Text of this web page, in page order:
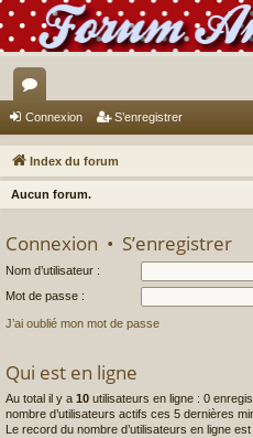
or
u
m
Connexion S’enregistrer
Index du forum
Aucun forum.
Connexion • S’enregistrer
Nom d’utilisateur :
Mot de passe :
J’ai oublié mon mot de passe
Qui est en ligne
Au total il y a 10 utilisateurs en ligne : 0
nombre d’utilisateurs actifs ces 5 dernières
Le record du nombre d’utilisateurs en ligne est